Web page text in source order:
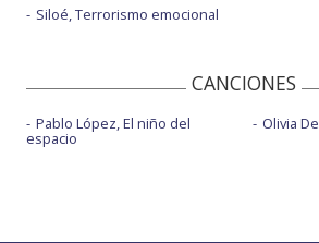
Siloé, Terrorismo emocional
CANCIONES
Pablo López, El niño del
espacio
Olivia